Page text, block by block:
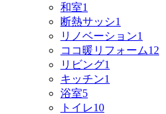
和室1
断熱サッシ1
リノベーション1
ココ暖リフォーム12
リビング1
キッチン1
浴室5
トイレ10